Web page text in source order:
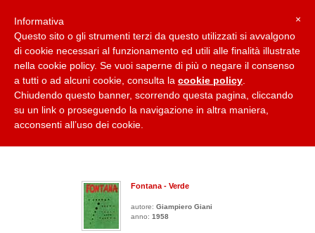
Collane Casa Editrice Carlo Cardazzo
COLLANA: ANTIQUARIATO LIBRI RARI O ESAURITI
Fontana - Verde
autore: Giampiero Giani
anno: 1958
×
Informativa
Questo sito o gli strumenti terzi da questo utilizzati si avvalgono
di cookie necessari al funzionamento ed utili alle finalità illustrate
nella cookie policy. Se vuoi saperne di più o negare il consenso
a tutti o ad alcuni cookie, consulta la cookie policy
Chiudendo questo banner, scorrendo questa pagina, cliccando
su un link o proseguendo la navigazione in altra maniera,
acconsenti all’uso dei cookie.